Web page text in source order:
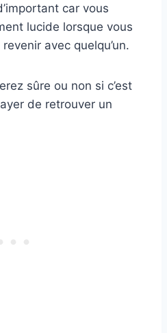
car vous
lucide lorsque vous
avec quelqu’un.
sûre ou non si c’est
de retrouver un